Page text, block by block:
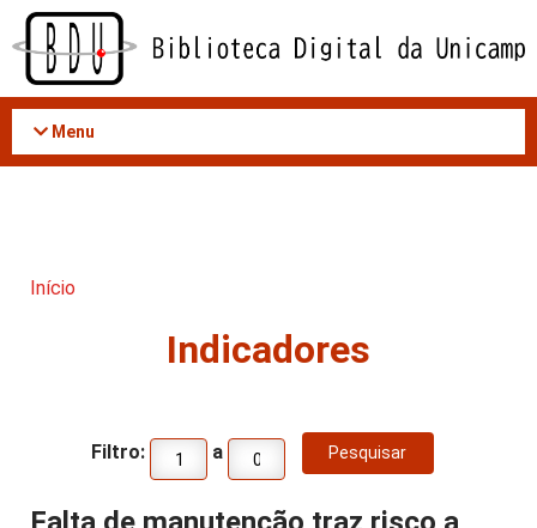
Acessar
conteúdo
Menu
Início
Indicadores
Filtro: a